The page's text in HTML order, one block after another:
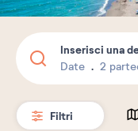
Inserisci una
Date 2
Filtri